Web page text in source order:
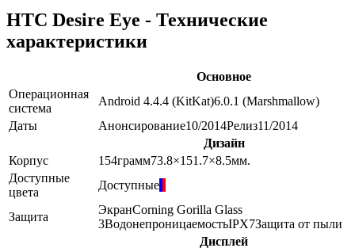
HTC Desire Eye - Технические
характеристики
Основное
Операционная
система
Android 4.4.4 (KitKat)6.0.1 (Marshmallow)
Даты
Анонсирование10/2014Релиз11/2014
Дизайн
Корпус
154грамм73.8×151.7×8.5мм.
Доступные
цвета
Доступные
Защита
ЭкранCorning Gorilla Glass
3ВодонепроницаемостьIPX7Защита от пыли
Дисплей